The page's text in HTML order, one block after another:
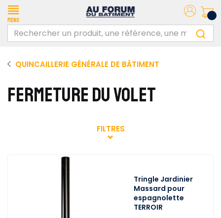
Menu
QUINCAILLERIE GÉNÉRALE DE BÂTIMENT
FERMETURE DU VOLET
FILTRES
Tringle Jardinier
Massard pour
espagnolette
TERROIR